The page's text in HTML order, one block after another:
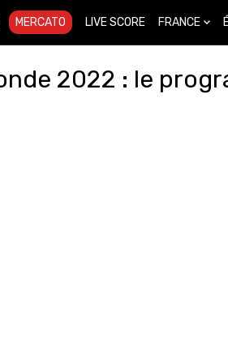
MERCATO LIVE SCORE FRANCE
2022 : le